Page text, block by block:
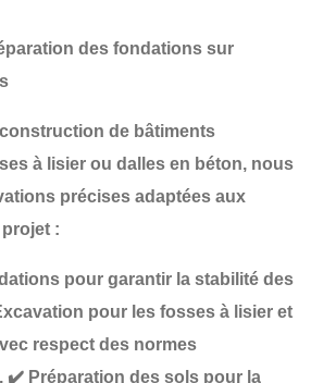
des fondations sur
de bâtiments
à lisier ou dalles en béton, nous
précises adaptées aux
:
pour garantir la stabilité des
pour les fosses à lisier et
respect des normes
✔️ Préparation des sols pour la